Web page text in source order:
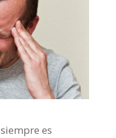
siempre es